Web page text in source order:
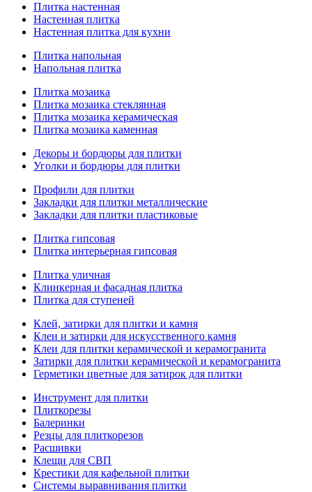
Плитка настенная
Настенная плитка
Настенная плитка для кухни
Плитка напольная
Напольная плитка
Плитка мозаика
Плитка мозаика стеклянная
Плитка мозаика керамическая
Плитка мозаика каменная
Декоры и бордюры для плитки
Уголки и бордюры для плитки
Профили для плитки
Закладки для плитки металлические
Закладки для плитки пластиковые
Плитка гипсовая
Плитка интерьерная гипсовая
Плитка уличная
Клинкерная и фасадная плитка
Плитка для ступеней
Клей, затирки для плитки и камня
Клеи и затирки для искусственного камня
Клеи для плитки керамической и керамогранита
Затирки для плитки керамической и керамогранита
Герметики цветные для затирок для плитки
Инструмент для плитки
Плиткорезы
Балеринки
Резцы для плиткорезов
Расшивки
Клещи для СВП
Крестики для кафельной плитки
Системы выравнивания плитки